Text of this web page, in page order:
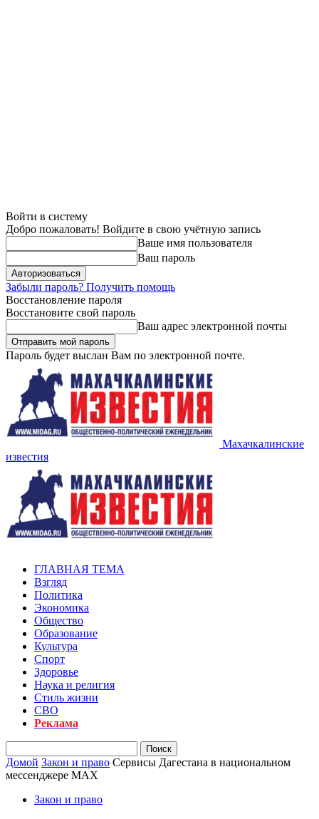
Войти в систему
Добро пожаловать! Войдите в свою учётную запись
Ваше имя пользователя
Ваш пароль
Забыли пароль? Получить помощь
Восстановление пароля
Восстановите свой пароль
Ваш адрес электронной почты
Пароль будет выслан Вам по электронной почте.
Махачкалинские
известия
ГЛАВНАЯ ТЕМА
Взгляд
Политика
Экономика
Общество
Образование
Культура
Спорт
Здоровье
Наука и религия
Стиль жизни
СВО
Реклама
Домой Закон и право Сервисы Дагестана в национальном
мессенджере MAX
Закон и право